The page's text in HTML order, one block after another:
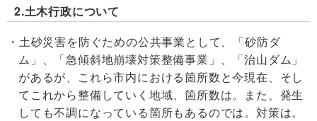
2.土木行政について
土砂災害を防ぐための公共事業として、「砂防ダ
ム」、「急傾斜地崩壊対策整備事業」、「治山ダム」
があるが、これら市内における箇所数と今現在、そし
てこれから整備していく地域、箇所数は。また、発生
しても不調になっている箇所もあるのでは。対策は。